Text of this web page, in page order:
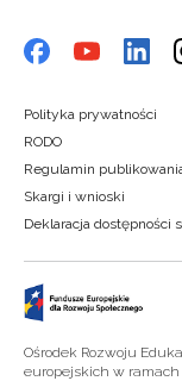
Polityka prywatności
RODO
Regulamin
Skargi i wnioski
Deklaracja dostępności
Ośrodek Rozwoju
europejskich w ramach